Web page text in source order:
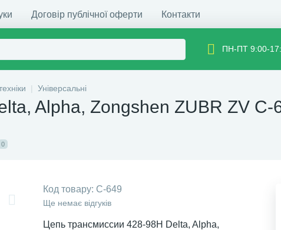
Договір публічної оферти Контакти
ПН-ПТ 9:00-
Універсальні
Alpha, Zongshen ZUBR ZV C-
0
Код товару: C-649
Ще немає відгуків
Цепь трансмиссии 428-98H Delta, Alpha,